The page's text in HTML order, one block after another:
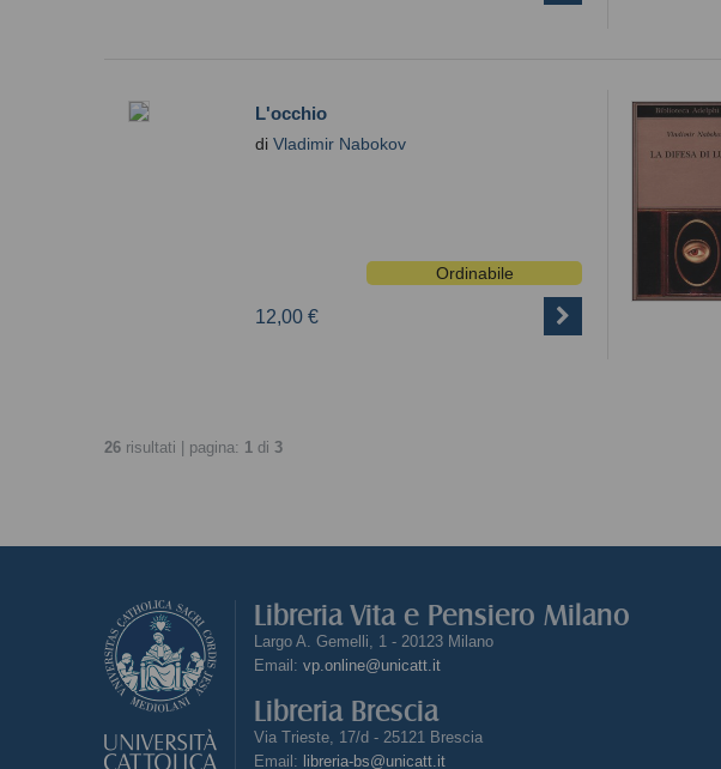
L'occhio
di Vladimir Nabokov
Ordinabile
12,00 €
26 risultati | pagina: 1 di 3
Libreria Vita e Pensiero Milano
Largo A. Gemelli, 1 - 20123 Milano
Email: vp.online@unicatt.it
Libreria Brescia
Via Trieste, 17/d - 25121 Brescia
Email: libreria-bs@unicatt.it